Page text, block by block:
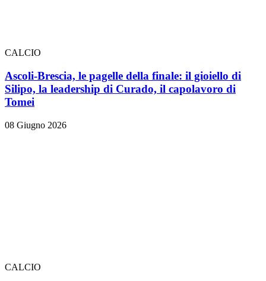
CALCIO
Ascoli-Brescia, le pagelle della finale: il gioiello di
Silipo, la leadership di Curado, il capolavoro di
Tomei
08 Giugno 2026
CALCIO